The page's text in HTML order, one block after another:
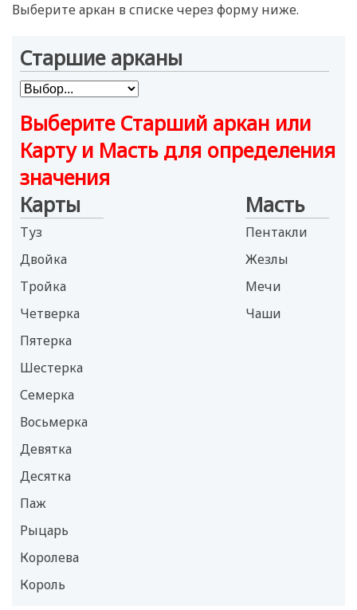
Выберите аркан в списке через форму ниже.
Старшие арканы
Выберите Старший аркан или
Карту и Масть для определения
значения
Карты
Туз
Двойка
Тройка
Четверка
Пятерка
Шестерка
Семерка
Восьмерка
Девятка
Десятка
Паж
Рыцарь
Королева
Король
Масть
Пентакли
Жезлы
Мечи
Чаши